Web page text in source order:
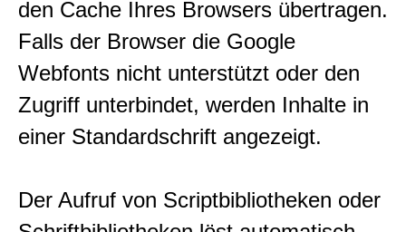
den Cache Ihres Browsers übertragen.
Falls der Browser die Google
Webfonts nicht unterstützt oder den
Zugriff unterbindet, werden Inhalte in
einer Standardschrift angezeigt.
Der Aufruf von Scriptbibliotheken oder